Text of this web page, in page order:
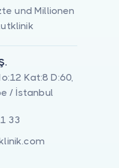
und Millionen
Kat:8 D:60,
/ İstanbul
33